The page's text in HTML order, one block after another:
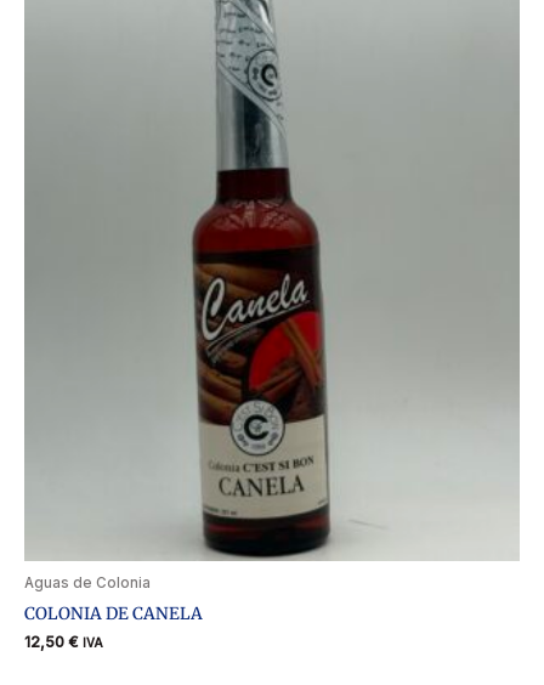
Aguas de Colonia
COLONIA DE CANELA
12,50 € IVA